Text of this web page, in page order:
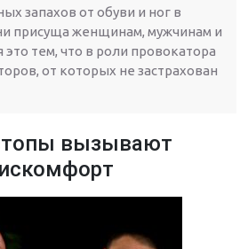
запахов от обуви и ног в
присуща женщинам, мужчинам и
это тем, что в роли провокатора
от которых не застрахован
вызывают